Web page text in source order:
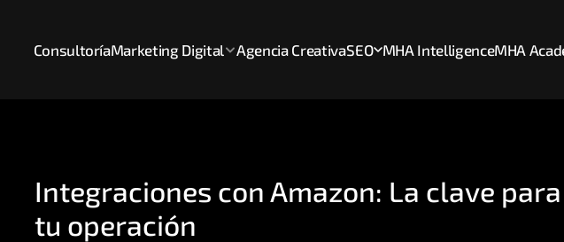
ConsultoríaMarketing Digital Agencia CreativaSEO MHA IntelligenceMHA
Integraciones con Amazon: La clave
tu operación